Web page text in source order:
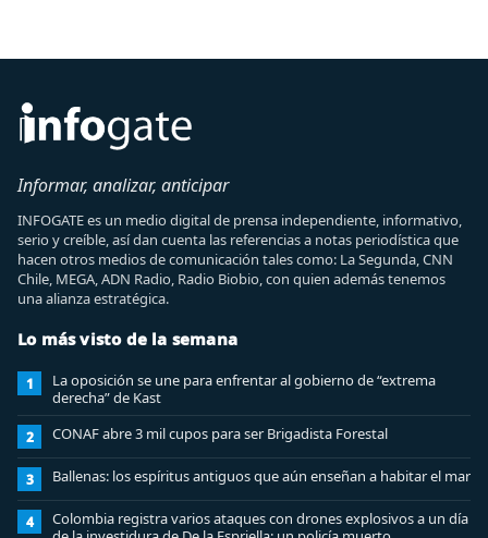
Informar, analizar, anticipar
INFOGATE es un medio digital de prensa independiente, informativo,
serio y creíble, así dan cuenta las referencias a notas periodística que
hacen otros medios de comunicación tales como: La Segunda, CNN
Chile, MEGA, ADN Radio, Radio Biobio, con quien además tenemos
una alianza estratégica.
Lo más visto de la semana
1
La oposición se une para enfrentar al gobierno de “extrema
derecha” de Kast
2 CONAF abre 3 mil cupos para ser Brigadista Forestal
3 Ballenas: los espíritus antiguos que aún enseñan a habitar el mar
4
Colombia registra varios ataques con drones explosivos a un día